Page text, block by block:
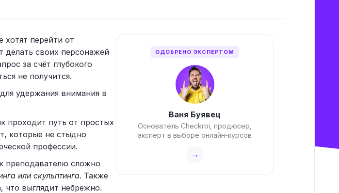
хотят перейти от
делать своих персонажей
за счёт глубокого
не получится.
удержания внимания в
проходит путь от простых
которые не стыдно
профессии.
преподавателю сложно
или скульптинга. Также
что выглядит небрежно.
ОДОБРЕНО ЭКСПЕРТОМ
Ваня Буявец
Основатель Checkroi, продюсер,
эксперт в выборе онлайн-курсов
→